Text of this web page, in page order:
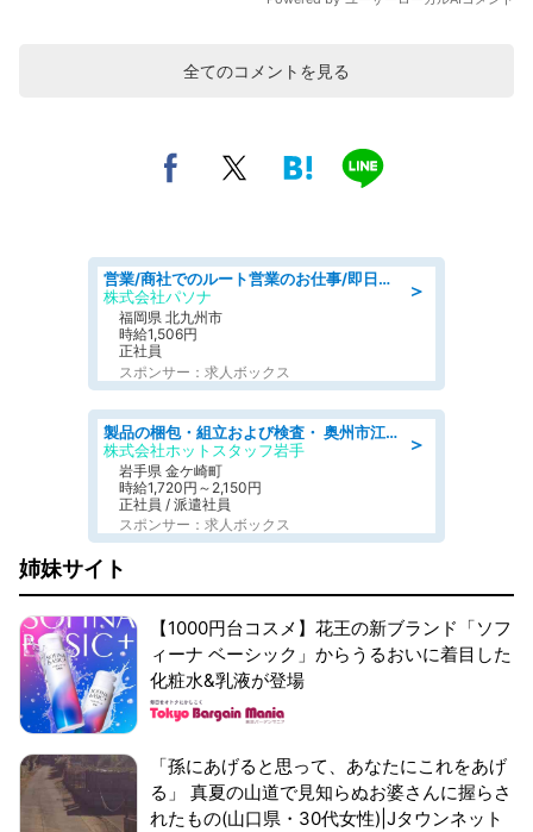
全てのコメントを見る
＞
営業/商社でのルート営業のお仕事/即日勤務可/車通勤可/営業
株式会社パソナ
福岡県 北九州市
時給1,506円
正社員
スポンサー：求人ボックス
＞
製品の梱包・組立および検査・ 奥州市江刺/大手企業で長期安定 梱包・検査・組立/半年経過毎に5万円の報奨金有
株式会社ホットスタッフ岩手
岩手県 金ケ崎町
時給1,720円～2,150円
正社員 / 派遣社員
スポンサー：求人ボックス
姉妹サイト
【1000円台コスメ】花王の新ブランド「ソフ
ィーナ ベーシック」からうるおいに着目した
化粧水&乳液が登場
「孫にあげると思って、あなたにこれをあげ
る」 真夏の山道で見知らぬお婆さんに握らさ
れたもの(山口県・30代女性)|Jタウンネット